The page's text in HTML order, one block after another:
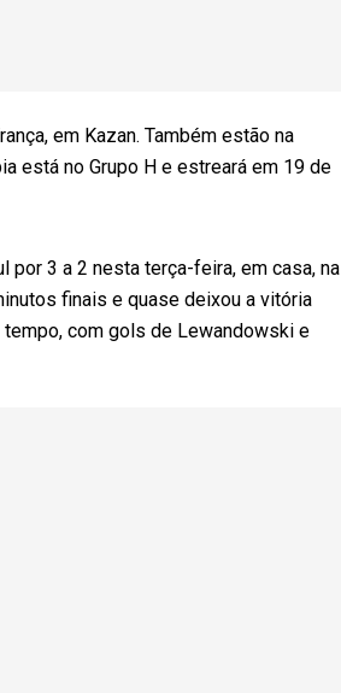
em Kazan. Também estão na
está no Grupo H e estreará em 19 de
por 3 a 2 nesta terça-feira, em casa, na
finais e quase deixou a vitória
com gols de Lewandowski e